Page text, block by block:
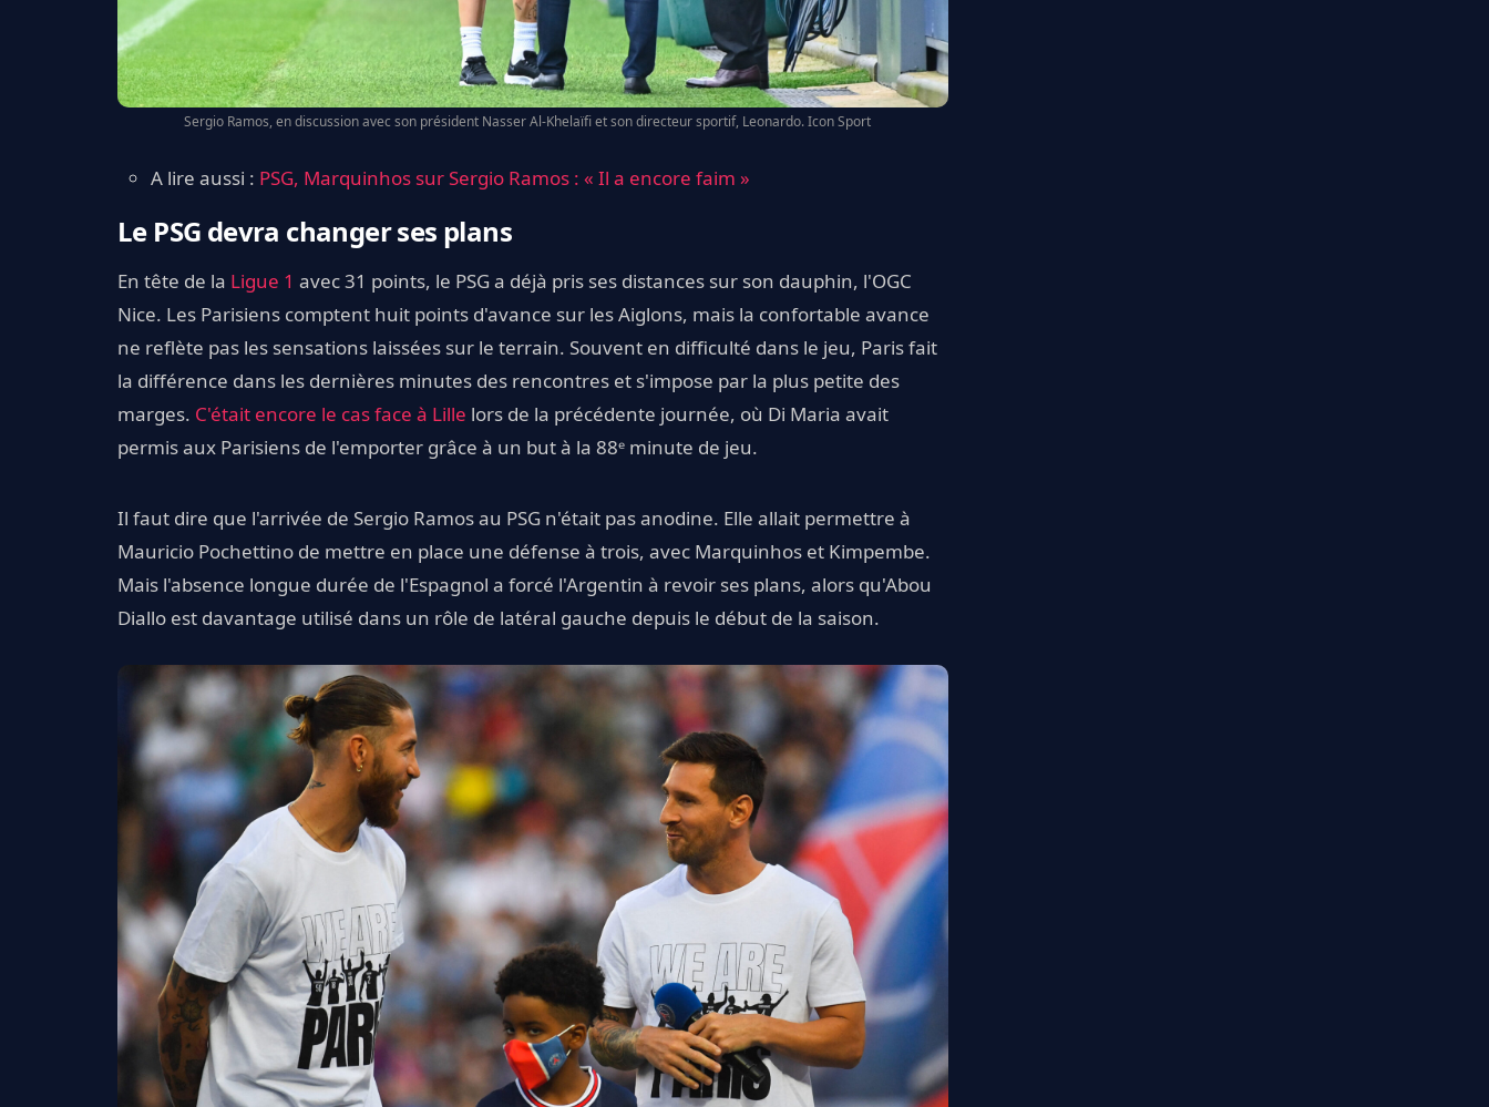
Sergio Ramos, en discussion avec son président Nasser Al-Khelaïfi et son directeur sportif, Leonardo. Icon Sport
A lire aussi : PSG, Marquinhos sur Sergio Ramos : « Il a encore faim »
Le PSG devra changer ses plans
En tête de la Ligue 1 avec 31 points, le PSG a déjà pris ses distances sur son dauphin, l'OGC
Nice. Les Parisiens comptent huit points d'avance sur les Aiglons, mais la confortable avance
ne reflète pas les sensations laissées sur le terrain. Souvent en difficulté dans le jeu, Paris fait
la différence dans les dernières minutes des rencontres et s'impose par la plus petite des
marges. C'était encore le cas face à Lille lors de la précédente journée, où Di Maria avait
permis aux Parisiens de l'emporter grâce à un but à la 88ᵉ minute de jeu.
Il faut dire que l'arrivée de Sergio Ramos au PSG n'était pas anodine. Elle allait permettre à
Mauricio Pochettino de mettre en place une défense à trois, avec Marquinhos et Kimpembe.
Mais l'absence longue durée de l'Espagnol a forcé l'Argentin à revoir ses plans, alors qu'Abou
Diallo est davantage utilisé dans un rôle de latéral gauche depuis le début de la saison.